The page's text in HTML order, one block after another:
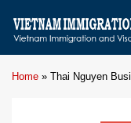
Home » Thai Nguyen